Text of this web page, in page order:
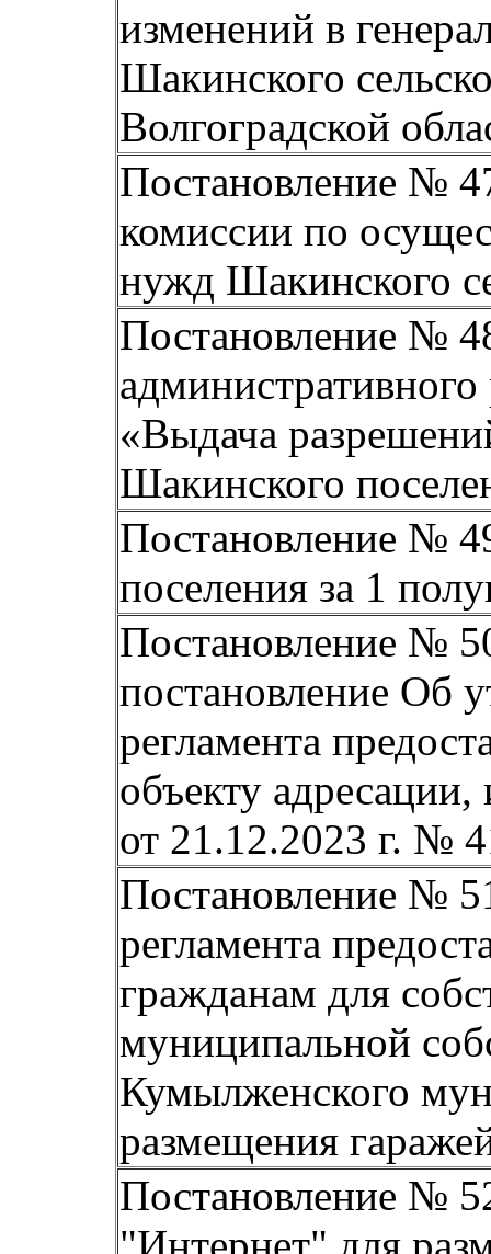
изменений в
Шакинского
Волгоградской
Постановление №
комиссии по
нужд Шакинского
Постановление №
административного
«Выдача
Шакинского
Постановление №
поселения за 1
Постановление №
постановление Об
регламента
объекту
от 21.12.2023 г. №
Постановление №
регламента
гражданам для
муниципальной
Кумылженского
размещения
Постановление №
"Интернет" для